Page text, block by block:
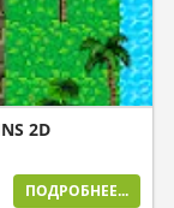
2D
ПОДРОБНЕЕ...